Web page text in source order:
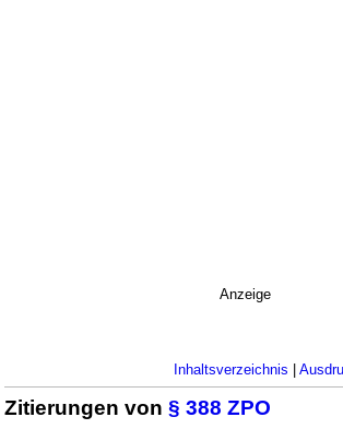
Anzeige
Inhaltsverzeichnis |
Zitierungen von§ 388 ZPO